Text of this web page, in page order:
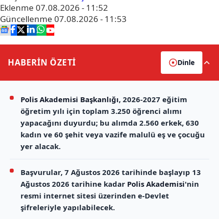
Eklenme 07.08.2026 - 11:52
Güncellenme 07.08.2026 - 11:53
HABERİN ÖZETİ Dinle
Polis Akademisi Başkanlığı, 2026-2027 eğitim
öğretim yılı için toplam 3.250 öğrenci alımı
yapacağını duyurdu; bu alımda 2.560 erkek, 630
kadın ve 60 şehit veya vazife malulü eş ve çocuğu
yer alacak.
Başvurular, 7 Ağustos 2026 tarihinde başlayıp 13
Ağustos 2026 tarihine kadar Polis Akademisi'nin
resmi internet sitesi üzerinden e-Devlet
şifreleriyle yapılabilecek.